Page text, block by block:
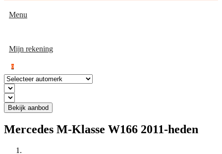
Menu
Mijn rekening
0
Bekijk aanbod
Mercedes M-Klasse W166 2011-heden